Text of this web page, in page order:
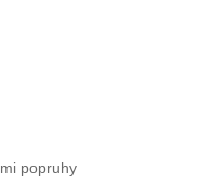
popruhy